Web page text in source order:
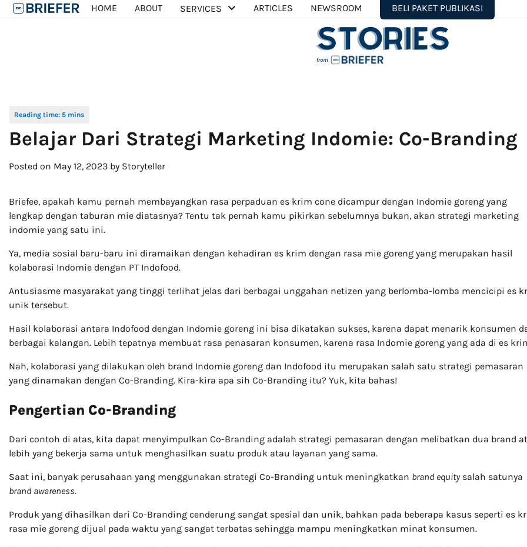
Skip
HOME ABOUT SERVICES ARTICLES NEWSROOM BELI PAKET PUBLIKASI
Belajar Dari Strategi Marketing Indomie: Co-Branding
Posted on May 12, 2023 by Storyteller
Briefee, apakah kamu pernah membayangkan rasa perpaduan es krim cone dicampur dengan Indomie goreng yang
lengkap dengan taburan mie diatasnya? Tentu tak pernah kamu pikirkan sebelumnya bukan, akan strategi marketing
indomie yang satu ini.
Ya, media sosial baru-baru ini diramaikan dengan kehadiran es krim dengan rasa mie goreng yang merupakan hasil
kolaborasi Indomie dengan PT Indofood.
Antusiasme masyarakat yang tinggi terlihat jelas dari berbagai unggahan netizen yang berlomba-lomba mencicipi es
unik tersebut.
Hasil kolaborasi antara Indofood dengan Indomie goreng ini bisa dikatakan sukses, karena dapat menarik konsumen
berbagai kalangan. Lebih tepatnya membuat rasa penasaran konsumen, karena rasa Indomie goreng yang ada di es
Nah, kolaborasi yang dilakukan oleh brand Indomie goreng dan Indofood itu merupakan salah satu strategi pemasaran
yang dinamakan dengan Co-Branding. Kira-kira apa sih Co-Branding itu? Yuk, kita bahas!
Pengertian Co-Branding
Dari contoh di atas, kita dapat menyimpulkan Co-Branding adalah strategi pemasaran dengan melibatkan dua brand
lebih yang bekerja sama untuk menghasilkan suatu produk atau layanan yang sama.
Saat ini, banyak perusahaan yang menggunakan strategi Co-Branding untuk meningkatkan brand equitysalah satunya
brand awareness.
Produk yang dihasilkan dari Co-Branding cenderung sangat spesial dan unik, bahkan pada beberapa kasus seperti es
rasa mie goreng dijual pada waktu yang sangat terbatas sehingga mampu meningkatkan minat konsumen.